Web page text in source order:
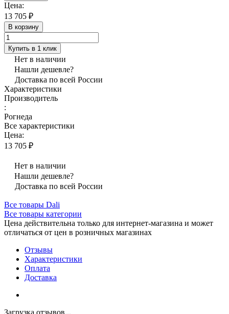
Цена:
13 705 ₽
В корзину
Купить в 1 клик
Нет в наличии
Нашли дешевле?
Доставка по всей России
Характеристики
Производитель
:
Рогнеда
Все характеристики
Цена:
13 705 ₽
Нет в наличии
Нашли дешевле?
Доставка по всей России
Все товары Dali
Все товары категории
Цена действительна только для интернет-магазина и может
отличаться от цен в розничных магазинах
Отзывы
Характеристики
Оплата
Доставка
Загрузка отзывов...